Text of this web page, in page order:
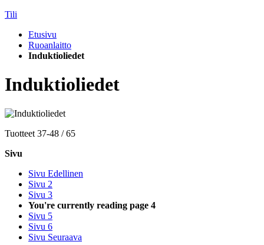
Tili
Etusivu
Ruoanlaitto
Induktioliedet
Induktioliedet
Tuotteet 37-48 /65
Sivu
Sivu Edellinen
Sivu 2
Sivu 3
You're currently reading page 4
Sivu 5
Sivu 6
Sivu Seuraava